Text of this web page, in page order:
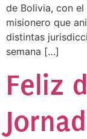
de Bolivia, con
misionero que
distintas
semana […]
Feliz